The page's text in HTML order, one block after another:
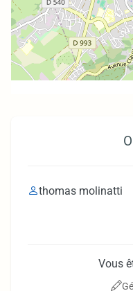
thomas molinatti
Vous